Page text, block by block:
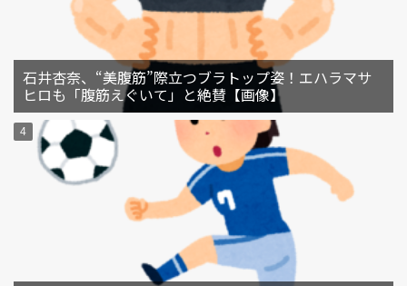
石井杏奈、“美腹筋”際立つブラトップ姿！エハラマサ
ヒロも「腹筋えぐいて」と絶賛【画像】